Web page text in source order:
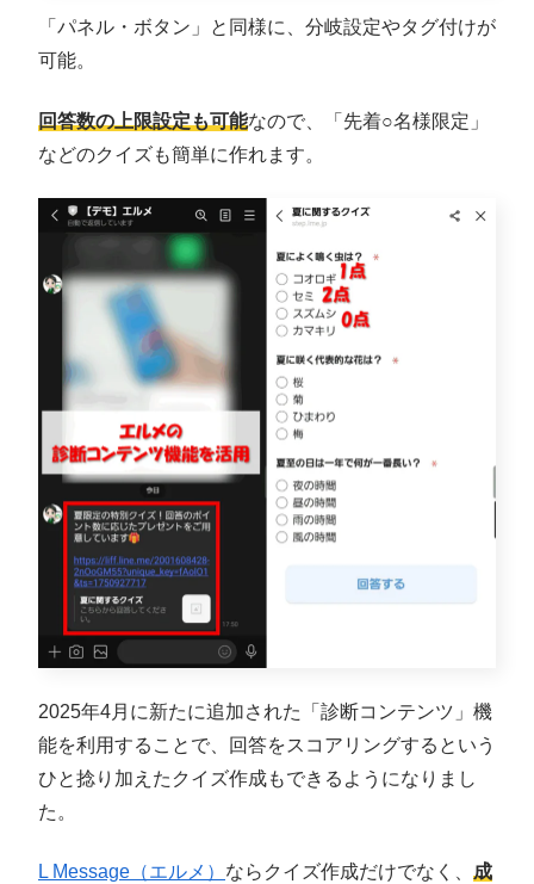
「パネル・ボタン」と同様に、分岐設定やタグ付けが
可能。
回答数の上限設定も可能なので、「先着○名様限定」
などのクイズも簡単に作れます。
2025年4月に新たに追加された「診断コンテンツ」機
能を利用することで、回答をスコアリングするという
ひと捻り加えたクイズ作成もできるようになりまし
た。
L Message（エルメ） ならクイズ作成だけでなく、 成